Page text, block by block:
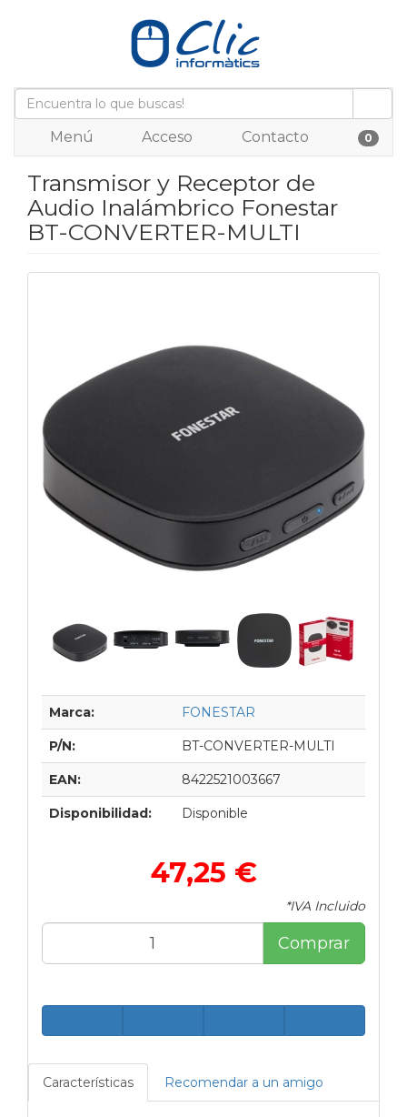
Menú Acceso Contacto 0
Transmisor y Receptor de
Audio Inalámbrico Fonestar
BT-CONVERTER-MULTI
Marca: FONESTAR
P/N: BT-CONVERTER-MULTI
EAN: 8422521003667
Disponibilidad: Disponible
47,25 €
*IVA Incluido
Comprar
Características Recomendar a un amigo